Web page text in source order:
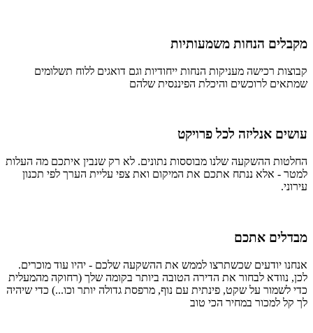
מקבלים הנחות משמעותיות
קבוצות רכישה מעניקות הנחות ייחודיות וגם דואגים ללוח תשלומים
שמתאים לרוכשים והיכלת הפיננסית שלהם
עושים אנליזה לכל פרויקט
החלטות ההשקעה שלנו מבוססות נתונים. לא רק שנבין איתכם מה העלות
למטר - אלא ננתח אתכם את המיקום ואת צפי עליית הערך לפי תכנון
עירוני.
מבדלים אתכם
אנחנו יודעים שכשתרצו לממש את ההשקעה שלכם - יהיו עוד מוכרים.
לכן, נוודא לבחור את הדירה הטובה ביותר בקומה שלך (רחוקה מהמעלית
כדי לשמור על שקט, פינתית עם נוף, מרפסת גדולה יותר וכו...) כדי שיהיה
לך קל למכור במחיר הכי טוב